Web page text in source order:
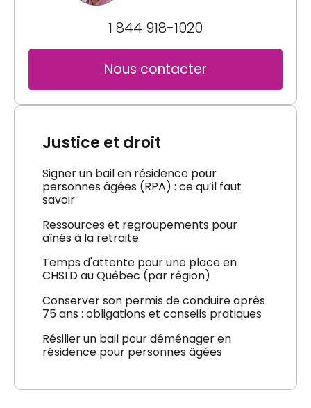
1 844 918-1020
Nous contacter
Justice et droit
Signer un bail en résidence pour
personnes âgées (RPA) : ce qu’il faut
savoir
Ressources et regroupements pour
aînés à la retraite
Temps d'attente pour une place en
CHSLD au Québec (par région)
Conserver son permis de conduire après
75 ans : obligations et conseils pratiques
Résilier un bail pour déménager en
résidence pour personnes âgées